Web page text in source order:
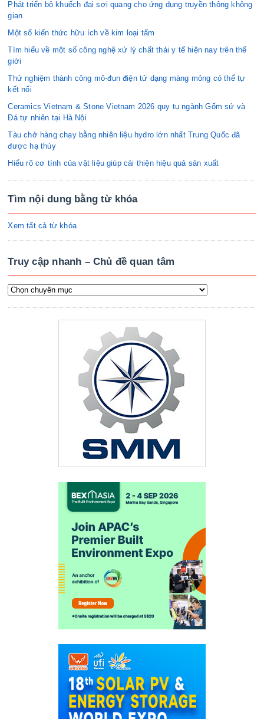
Phát triển bộ khuếch đại sợi quang cho ứng dụng truyền thông không
gian
Một số kiến thức hữu ích về kim loại tấm
Tìm hiểu về một số công nghệ xử lý chất thải y tế hiện nay trên thế
giới
Thử nghiệm thành công mô-đun điện tử dạng màng mỏng có thể tự
kết nối
Ceramics Vietnam & Stone Vietnam 2026 quy tụ ngành Gốm sứ và
Đá tự nhiên tại Hà Nội
Tàu chở hàng chạy bằng nhiên liệu hydro lớn nhất Trung Quốc đã
được hạ thủy
Hiểu rõ cơ tính của vật liệu giúp cải thiện hiệu quả sản xuất
Tìm nội dung bằng từ khóa
Xem tất cả từ khóa
Truy cập nhanh – Chủ đề quan tâm